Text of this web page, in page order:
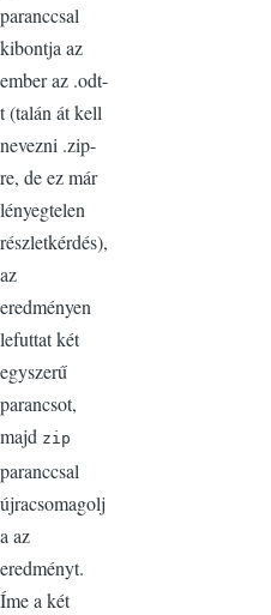
paranccsal
kibontja az
ember az .odt-
t (talán át kell
nevezni .zip-
re, de ez már
lényegtelen
részletkérdés),
az
eredményen
lefuttat két
egyszerű
parancsot,
majd zip
paranccsal
újracsomagolj
a az
eredményt.
Íme a két